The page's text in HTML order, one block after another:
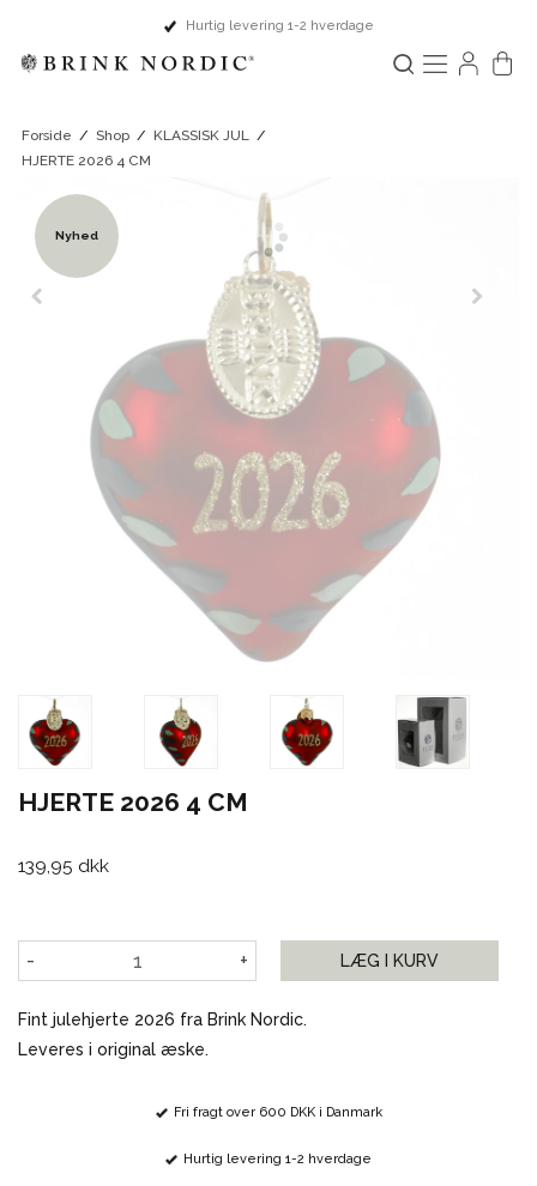
Hurtig levering 1-2 hverdage
Forside / Shop / KLASSISK JUL /
HJERTE 2026 4 CM
Nyhed
HJERTE 2026 4 CM
139,95 dkk
- + LÆG I KURV
Fint julehjerte 2026 fra Brink Nordic.
Leveres i original æske.
Fri fragt over 600 DKK i Danmark
Hurtig levering 1-2 hverdage